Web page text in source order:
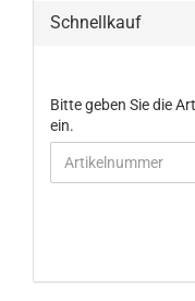
Schnellkauf
Bitte geben Sie die
ein.